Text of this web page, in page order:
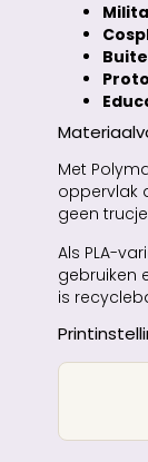
Met
oppervlak
geen
Als PLA-
gebruiken
is